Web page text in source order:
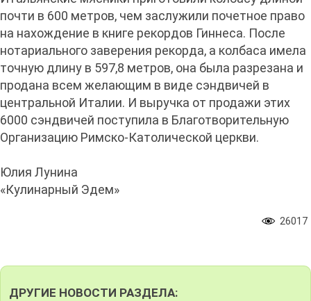
почти в 600 метров, чем заслужили почетное право
на нахождение в книге рекордов Гиннеса. После
нотариального заверения рекорда, а колбаса имела
точную длину в 597,8 метров, она была разрезана и
продана всем желающим в виде сэндвичей в
центральной Италии. И выручка от продажи этих
6000 сэндвичей поступила в Благотворительную
Организацию Римско-Католической церкви.
Юлия Лунина
«Кулинарный Эдем»
26017
ДРУГИЕ НОВОСТИ РАЗДЕЛА: